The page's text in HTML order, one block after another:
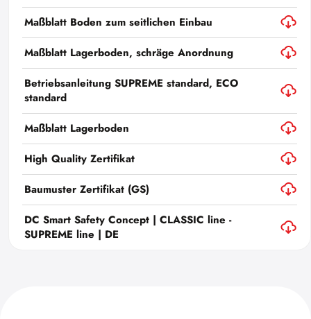
Maßblatt Boden zum seitlichen Einbau
Maßblatt Lagerboden, schräge Anordnung
Betriebsanleitung SUPREME standard, ECO
standard
Maßblatt Lagerboden
High Quality Zertifikat
Baumuster Zertifikat (GS)
DC Smart Safety Concept | CLASSIC line -
SUPREME line | DE